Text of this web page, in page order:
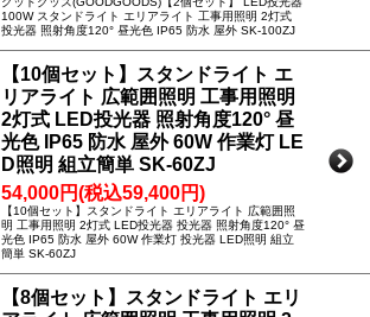
100W スタンドライト エリアライト 工事用照明 2灯式
投光器 照射角度120° 昼光色 IP65 防水 屋外 SK-100ZJ
【10個セット】スタンドライト エ
リアライト 広範囲照明 工事用照明
2灯式 LED投光器 照射角度120° 昼
光色 IP65 防水 屋外 60W 作業灯 LE
D照明 組立簡単 SK-60ZJ
54,000円(税込59,400円)
【10個セット】スタンドライト エリアライト 広範囲照
明 工事用照明 2灯式 LED投光器 投光器 照射角度120° 昼
光色 IP65 防水 屋外 60W 作業灯 投光器 LED照明 組立
簡単 SK-60ZJ
【8個セット】スタンドライト エリ